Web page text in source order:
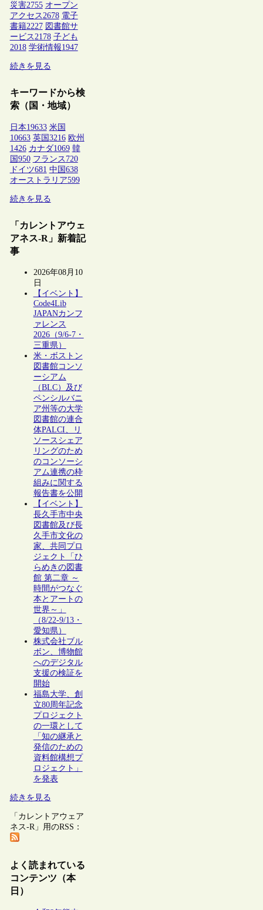
災害2755 オープン
アクセス2678 電子
書籍2227 図書館サ
ービス2178 子ども
2018 学術情報1947
続きを見る
キーワードから検
索（国・地域）
日本19633 米国
10663 英国3216 欧州
1426 カナダ1069 韓
国950 フランス 720
ドイツ681 中国638
オーストラリア599
続きを見る
「カレントアウェ
アネス-R」新着記
事
2026年08月10
日
【イベント】
Code4Lib
JAPANカンフ
ァレンス
2026（9/6-7・
三重県）
米・ボストン
図書館コンソ
ーシアム
（BLC）及び
ペンシルバニ
ア州等の大学
図書館の連合
体PALCI、リ
ソースシェア
リングのため
のコンソーシ
アム連携の枠
組みに関する
報告書を公開
【イベント】
長久手市中央
図書館及び長
久手市文化の
家、共同プロ
ジェクト「ひ
らめきの図書
館 第二章 ～
時間がつなぐ
本とアートの
世界～」
（8/22-9/13・
愛知県）
株式会社ブル
ボン、博物館
へのデジタル
支援の検証を
開始
福島大学、創
立80周年記念
プロジェクト
の一環として
「知の継承と
発信のための
資料館構想プ
ロジェクト」
を発表
続きを見る
「カレントアウェア
ネス-R」用のRSS：
よく読まれている
コンテンツ（本
日）